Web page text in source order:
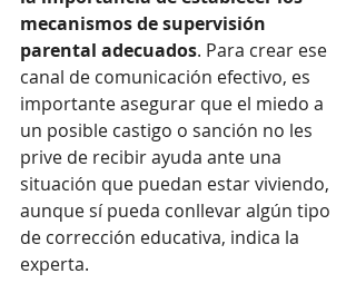
mecanismos de supervisión
parental adecuados. Para crear ese
canal de comunicación efectivo, es
importante asegurar que el miedo a
un posible castigo o sanción no les
prive de recibir ayuda ante una
situación que puedan estar viviendo,
aunque sí pueda conllevar algún tipo
de corrección educativa, indica la
experta.